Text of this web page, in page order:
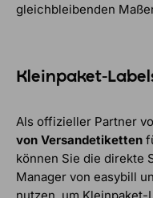
gleichbleibenden
Kleinpaket-
Als offizieller Partner
von Versandetiketten
können Sie die direkte
Manager von easybill